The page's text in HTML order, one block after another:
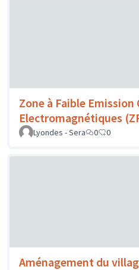
Zone à Faible Emission
Electromagnétiques
Lyondes - Sera
0 0
Aménagement du